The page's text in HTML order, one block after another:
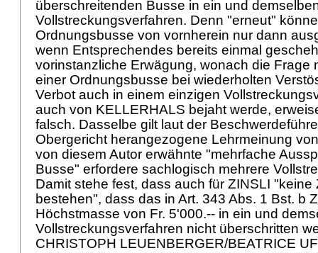
überschreitenden Busse in ein und
Vollstreckungsverfahren. Denn "erneut"
Ordnungsbusse von vornherein nur dann
wenn Entsprechendes bereits einmal
vorinstanzliche Erwägung, wonach die Frage
einer Ordnungsbusse bei wiederholten
Verbot auch in einem einzigen
auch von KELLERHALS bejaht werde,
falsch. Dasselbe gilt laut der
Obergericht herangezogene Lehrmeinung
von diesem Autor erwähnte "mehrfache
Busse" erfordere sachlogisch mehrere
Damit stehe fest, dass auch für ZINSLI "keine
bestehen", dass das in Art. 343 Abs. 1 Bst. b
Höchstmasse von Fr. 5'000.-- in ein und
Vollstreckungsverfahren nicht überschritten
CHRISTOPH LEUENBERGER/BEATRICE